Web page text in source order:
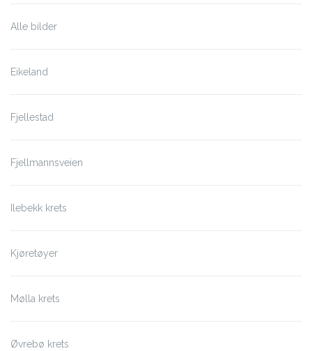
Alle bilder
Eikeland
Fjellestad
Fjellmannsveien
Ilebekk krets
Kjøretøyer
Mølla krets
Øvrebø krets